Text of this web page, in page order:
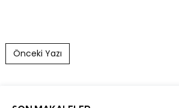
Post navigation
Önceki Yazı